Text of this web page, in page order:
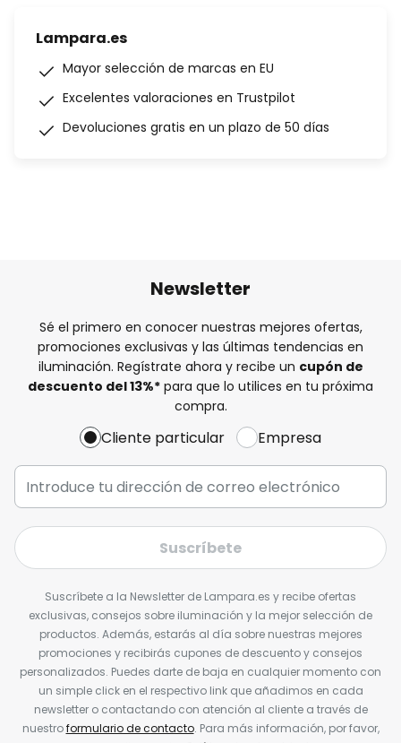
Lampara.es
Mayor selección de marcas en EU
Excelentes valoraciones en Trustpilot
Devoluciones gratis en un plazo de 50 días
Newsletter
Sé el primero en conocer nuestras mejores ofertas,
promociones exclusivas y las últimas tendencias en
iluminación. Regístrate ahora y recibe un cupón de
descuento del13%* para que lo utilices en tu próxima
compra.
Cliente particular Empresa
Suscríbete
Suscríbete a la Newsletter de Lampara.es y recibe ofertas
exclusivas, consejos sobre iluminación y la mejor selección de
productos. Además, estarás al día sobre nuestras mejores
promociones y recibirás cupones de descuento y consejos
personalizados. Puedes darte de baja en cualquier momento con
un simple click en el respectivo link que añadimos en cada
newsletter o contactando con atención al cliente a través de
nuestroformulario de contacto. Para más información, por favor,